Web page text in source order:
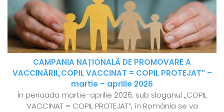
CAMPANIA NAȚIONALĂ DE PROMOVARE A
VACCINĂRII„COPIL VACCINAT = COPIL PROTEJAT” –
martie – aprilie 2026
În perioada martie-aprilie 2026, sub sloganul „COPIL
VACCINAT = COPIL PROTEJAT”, în România se va